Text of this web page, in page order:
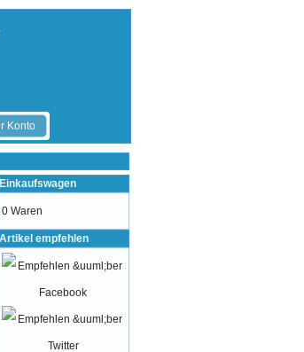
Konto
Einkaufswagen
0 Waren
Artikel empfehlen